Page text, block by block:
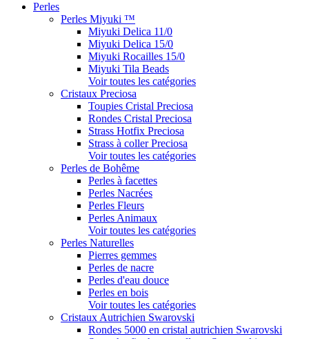
Perles
Perles Miyuki ™
Miyuki Delica 11/0
Miyuki Delica 15/0
Miyuki Rocailles 15/0
Miyuki Tila Beads
Voir toutes les catégories
Cristaux Preciosa
Toupies Cristal Preciosa
Rondes Cristal Preciosa
Strass Hotfix Preciosa
Strass à coller Preciosa
Voir toutes les catégories
Perles de Bohême
Perles à facettes
Perles Nacrées
Perles Fleurs
Perles Animaux
Voir toutes les catégories
Perles Naturelles
Pierres gemmes
Perles de nacre
Perles d'eau douce
Perles en bois
Voir toutes les catégories
Cristaux Autrichien Swarovski
Rondes 5000 en cristal autrichien Swarovski